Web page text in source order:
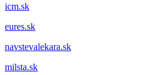
icm.sk
eures.sk
navstevalekara.sk
milsta.sk